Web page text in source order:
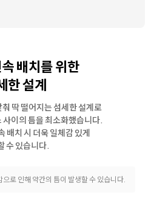
배치를 위한
한 설계
딱 떨어지는 섬세한 설계로
사이의 틈을 최소화했습니다.
배치 시 더욱 일체감 있게
수 있습니다.
로 인해 약간의 틈이 발생할 수 있습니다.